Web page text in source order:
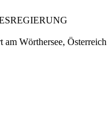
Wörthersee, Österreich